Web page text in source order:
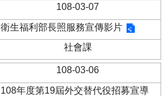
108-03-07
衛生福利部長照服務宣傳影片
社會課
108-03-06
108年度第19屆外交替代役招募宣導